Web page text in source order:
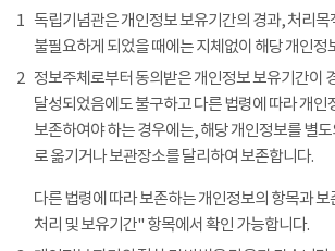
1 독립기념관은 개인정보 보유기간의 경과, 처리목
불필요하게 되었을 때에는 지체없이 해당 개인정
2 정보주체로부터 동의받은 개인정보 보유기간이
달성되었음에도 불구하고 다른 법령에 따라 개인
보존하여야 하는 경우에는, 해당 개인정보를 별
로 옮기거나 보관장소를 달리하여 보존합니다.
다른 법령에 따라 보존하는 개인정보의 항목과
처리 및 보유기간" 항목에서 확인 가능합니다.